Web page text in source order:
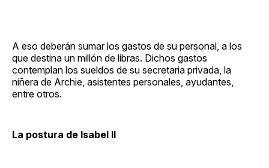
A eso deberán sumar los gastos de su personal, a los
que destina un millón de libras. Dichos gastos
contemplan los sueldos de su secretaria privada, la
niñera de Archie, asistentes personales, ayudantes,
entre otros.
La postura de Isabel II